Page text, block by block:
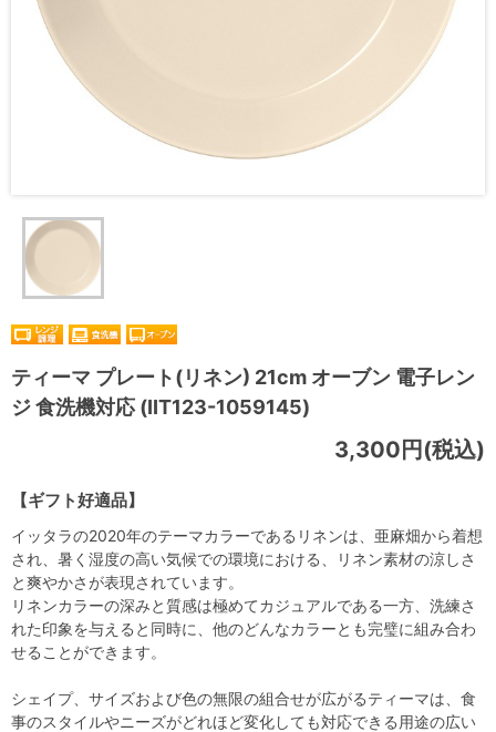
ティーマ プレート(リネン) 21cm オーブン 電子レン
ジ 食洗機対応 (IIT123-1059145)
【ギフト好適品】
3,300円(税込)
イッタラの2020年のテーマカラーであるリネンは、亜麻畑から着想
され、暑く湿度の高い気候での環境における、リネン素材の涼しさ
と爽やかさが表現されています。
リネンカラーの深みと質感は極めてカジュアルである一方、洗練さ
れた印象を与えると同時に、他のどんなカラーとも完璧に組み合わ
せることができます。
シェイプ、サイズおよび色の無限の組合せが広がるティーマは、食
事のスタイルやニーズがどれほど変化しても対応できる用途の広い